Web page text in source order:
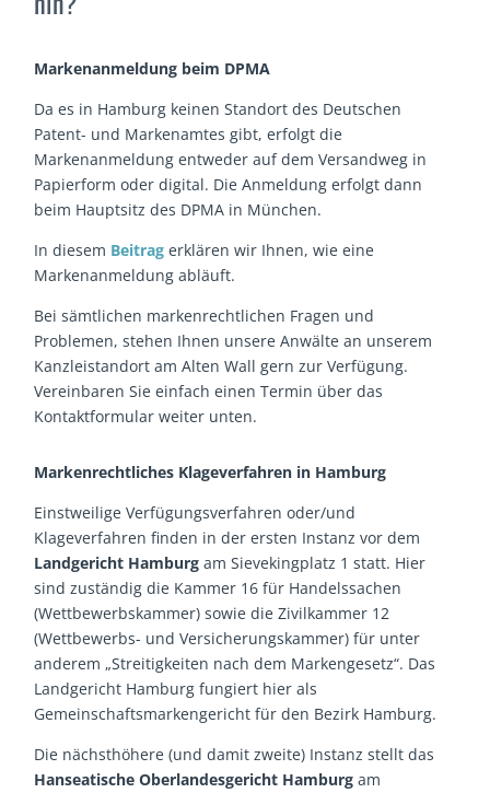
Markenanmeldung beim DPMA
Da es in Hamburg keinen Standort des Deutschen
Patent- und Markenamtes gibt, erfolgt die
Markenanmeldung entweder auf dem Versandweg in
Papierform oder digital. Die Anmeldung erfolgt dann
beim Hauptsitz des DPMA in München.
In diesem Beitrag erklären wir Ihnen, wie eine
Markenanmeldung abläuft.
Bei sämtlichen markenrechtlichen Fragen und
Problemen, stehen Ihnen unsere Anwälte an unserem
Kanzleistandort am Alten Wall gern zur Verfügung.
Vereinbaren Sie einfach einen Termin über das
Kontaktformular weiter unten.
Markenrechtliches Klageverfahren in Hamburg
Einstweilige Verfügungsverfahren oder/und
Klageverfahren finden in der ersten Instanz vor dem
Landgericht Hamburg am Sievekingplatz 1 statt. Hier
sind zuständig die Kammer 16 für Handelssachen
(Wettbewerbskammer) sowie die Zivilkammer 12
(Wettbewerbs- und Versicherungskammer) für unter
anderem „Streitigkeiten nach dem Markengesetz“. Das
Landgericht Hamburg fungiert hier als
Gemeinschaftsmarkengericht für den Bezirk Hamburg.
Die nächsthöhere (und damit zweite) Instanz stellt das
Hanseatische Oberlandesgericht Hamburg am